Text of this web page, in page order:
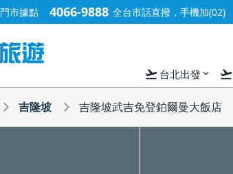
門市據點 4066-9888 全台市話直撥，手機加(02)
flight_takeoff 台北出發 expand_more flight_takeoff
吉隆坡 吉隆坡武吉免登鉑爾曼大飯店